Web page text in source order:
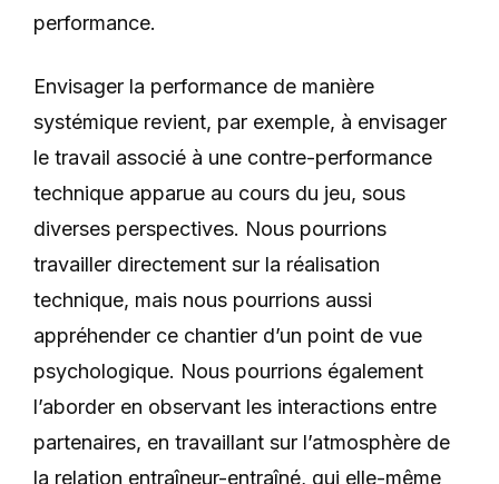
performance.
Envisager la performance de manière
systémique revient, par exemple, à envisager
le travail associé à une contre-performance
technique apparue au cours du jeu, sous
diverses perspectives. Nous pourrions
travailler directement sur la réalisation
technique, mais nous pourrions aussi
appréhender ce chantier d’un point de vue
psychologique. Nous pourrions également
l’aborder en observant les interactions entre
partenaires, en travaillant sur l’atmosphère de
la relation entraîneur-entraîné, qui elle-même